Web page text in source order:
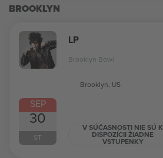
BROOKLYN
SEP
30
ST
LP
Brooklyn Bowl
Brooklyn, US
V SÚČASNOSTI NIE SÚ K
DISPOZÍCII ŽIADNE
VSTUPENKY